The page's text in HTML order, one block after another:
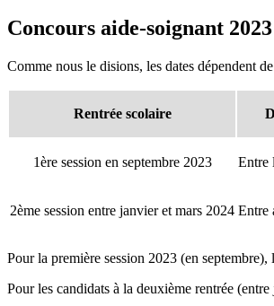
Concours aide-soignant
Comme nous le disions, les dates dépendent
Rentrée scolaire
1ère session en septembre 2023 Entre
2ème session entre janvier et mars 2024 Entre
Pour la première session 2023 (en
Pour les candidats à la deuxième rentrée